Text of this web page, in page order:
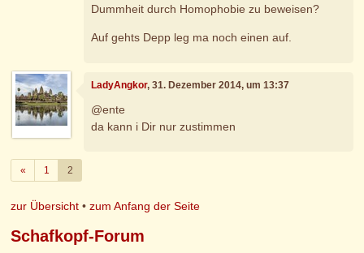
Dummheit durch Homophobie zu beweisen?
Auf gehts Depp leg ma noch einen auf.
LadyAngkor, 31. Dezember 2014, um 13:37
@ente
da kann i Dir nur zustimmen
«Zurück
1 2
zur Übersicht •zum Anfang der Seite
Schafkopf-Forum